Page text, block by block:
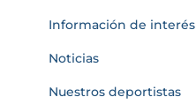
Información de interés
Noticias
Nuestros deportistas